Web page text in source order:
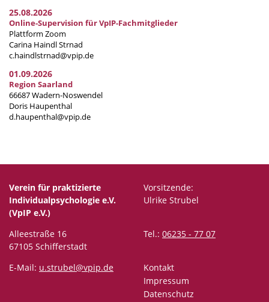
25.08.2026
Online-Supervision für VpIP-Fachmitglieder
Plattform Zoom
Carina Haindl Strnad
c.haindlstrnad@vpip.de
01.09.2026
Region Saarland
66687 Wadern-Noswendel
Doris Haupenthal
d.haupenthal@vpip.de
Verein für praktizierte
Individualpsychologie e.V.
(VpIP e.V.)
Vorsitzende:
Ulrike Strubel
Alleestraße 16
67105 Schifferstadt
Tel.: 06235 - 77 07
E-Mail: u.strubel@vpip.de
Kontakt
Impressum
Datenschutz